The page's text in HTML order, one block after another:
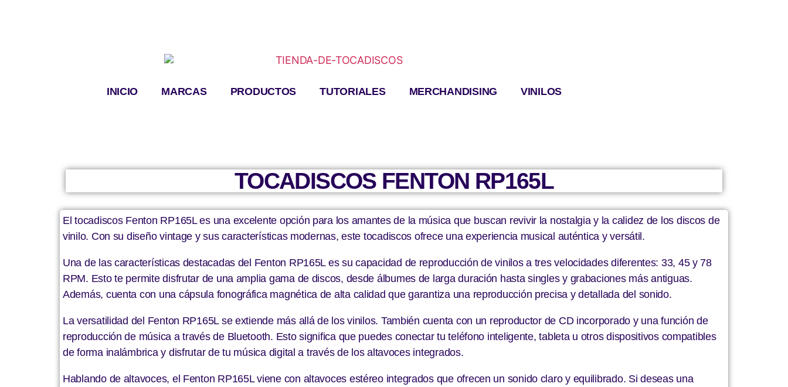
INICIO MARCAS PRODUCTOS TUTORIALES MERCHANDISING VINILOS
TOCADISCOS FENTON RP165L
El tocadiscos Fenton RP165L es una excelente opción para los amantes de la música que buscan revivir la nostalgia y la calidez de los discos de
vinilo. Con su diseño vintage y sus características modernas, este tocadiscos ofrece una experiencia musical auténtica y versátil.
Una de las características destacadas del Fenton RP165L es su capacidad de reproducción de vinilos a tres velocidades diferentes: 33, 45 y 78
RPM. Esto te permite disfrutar de una amplia gama de discos, desde álbumes de larga duración hasta singles y grabaciones más antiguas.
Además, cuenta con una cápsula fonográfica magnética de alta calidad que garantiza una reproducción precisa y detallada del sonido.
La versatilidad del Fenton RP165L se extiende más allá de los vinilos. También cuenta con un reproductor de CD incorporado y una función de
reproducción de música a través de Bluetooth. Esto significa que puedes conectar tu teléfono inteligente, tableta u otros dispositivos compatibles
de forma inalámbrica y disfrutar de tu música digital a través de los altavoces integrados.
Hablando de altavoces, el Fenton RP165L viene con altavoces estéreo integrados que ofrecen un sonido claro y equilibrado. Si deseas una